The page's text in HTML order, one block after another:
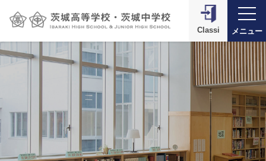
Classi メニュー